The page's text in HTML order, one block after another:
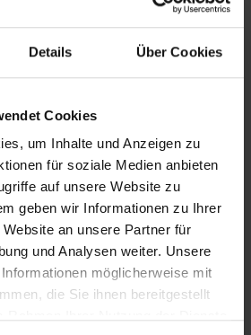
Details Über Cookies
Cookies
um Inhalte und Anzeigen zu
für soziale Medien anbieten
auf unsere Website zu
geben wir Informationen zu Ihrer
an unsere Partner für
und Analysen weiter. Unsere
möglicherweise mit
die Sie ihnen bereitgestellt
modular –
calor conActivepowerclean
la reducción de los gastos de
Clearcatpara una
del aceite con el agual
debida mejora de la calidad del